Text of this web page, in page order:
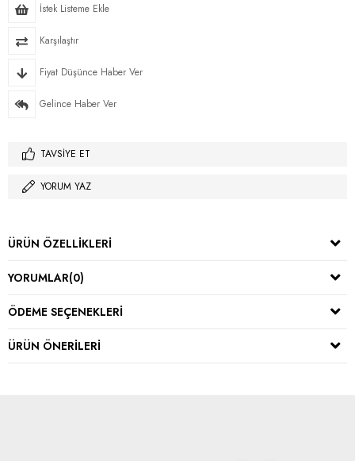
İstek Listeme Ekle
Karşılaştır
Fiyat Düşünce Haber Ver
Gelince Haber Ver
TAVSIYE ET
YORUM YAZ
ÜRÜN ÖZELLIKLERI
YORUMLAR(0)
ÖDEME SEÇENEKLERI
ÜRÜN ÖNERILERI